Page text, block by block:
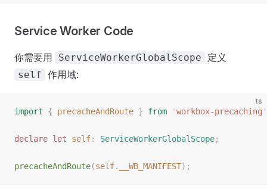
Service Worker Code
你需要用 ServiceWorkerGlobalScope 定义
self 作用域:
ts
import { precacheAndRoute } from 'workbox-precaching '
declare let self: ServiceWorkerGlobalScope;
precacheAndRoute(self. __WB_MANIFEST);